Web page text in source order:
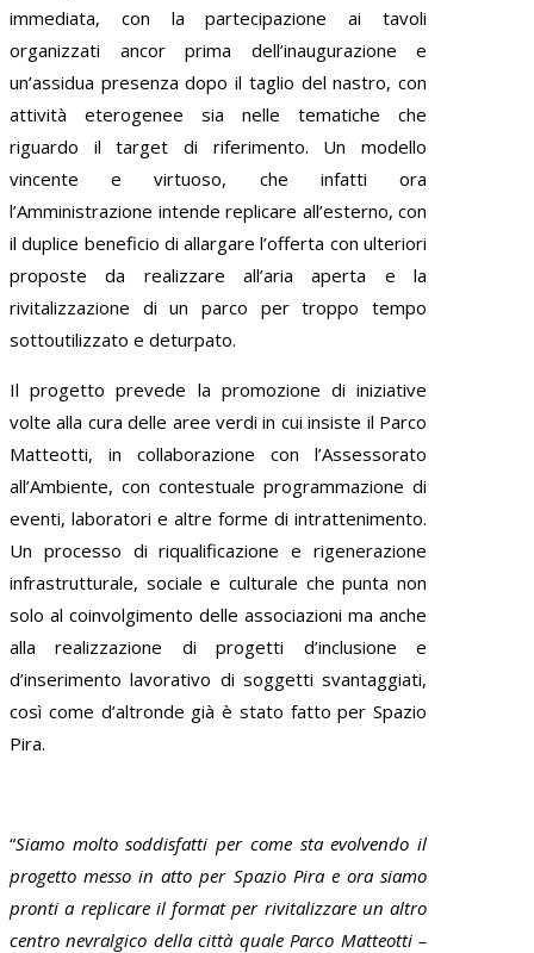
immediata, con la partecipazione ai tavoli
organizzati ancor prima dell’inaugurazione e
un’assidua presenza dopo il taglio del nastro, con
attività eterogenee sia nelle tematiche che
riguardo il target di riferimento. Un modello
vincente e virtuoso, che infatti ora
l’Amministrazione intende replicare all’esterno, con
il duplice beneficio di allargare l’offerta con ulteriori
proposte da realizzare all’aria aperta e la
rivitalizzazione di un parco per troppo tempo
sottoutilizzato e deturpato.
Il progetto prevede la promozione di iniziative
volte alla cura delle aree verdi in cui insiste il Parco
Matteotti, in collaborazione con l’Assessorato
all’Ambiente, con contestuale programmazione di
eventi, laboratori e altre forme di intrattenimento.
Un processo di riqualificazione e rigenerazione
infrastrutturale, sociale e culturale che punta non
solo al coinvolgimento delle associazioni ma anche
alla realizzazione di progetti d’inclusione e
d’inserimento lavorativo di soggetti svantaggiati,
così come d’altronde già è stato fatto per Spazio
Pira.
“Siamo molto soddisfatti per come sta evolvendo il
progetto messo in atto per Spazio Pira e ora siamo
pronti a replicare il format per rivitalizzare un altro
centro nevralgico della città quale Parco Matteotti –